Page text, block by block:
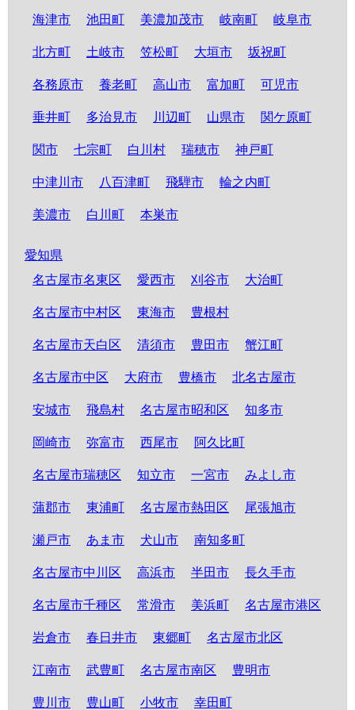
海津市 池田町 美濃加茂市 岐南町 岐阜市
北方町 土岐市 笠松町 大垣市 坂祝町
各務原市 養老町 高山市 富加町 可児市
垂井町 多治見市 川辺町 山県市 関ケ原町
関市 七宗町 白川村 瑞穂市 神戸町
中津川市 八百津町 飛騨市 輪之内町
美濃市 白川町 本巣市
愛知県
名古屋市名東区
愛西市 刈谷市 大治町
名古屋市中村区 東海市 豊根村
名古屋市天白区 清須市 豊田市 蟹江町
名古屋市中区 大府市 豊橋市 北名古屋市
安城市 飛島村 名古屋市昭和区 知多市
岡崎市 弥富市 西尾市 阿久比町
名古屋市瑞穂区 知立市 一宮市 みよし市
蒲郡市 東浦町 名古屋市熱田区 尾張旭市
瀬戸市 あま市 犬山市 南知多町
名古屋市中川区 高浜市 半田市 長久手市
名古屋市千種区 常滑市 美浜町 名古屋市港区
岩倉市 春日井市 東郷町 名古屋市北区
江南市 武豊町 名古屋市南区 豊明市
豊川市 豊山町 小牧市 幸田町